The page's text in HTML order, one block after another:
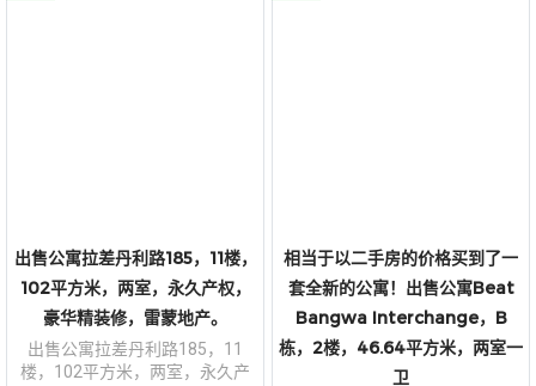
出售公寓拉差丹利路185，11楼，
102平方米，两室，永久产权，
豪华精装修，雷蒙地产。
出售公寓拉差丹利路185，11
楼，102平方米，两室，永久产
相当于以二手房的价格买到了一
套全新的公寓！出售公寓Beat
Bangwa Interchange，B
栋，2楼，46.64平方米，两室一
卫